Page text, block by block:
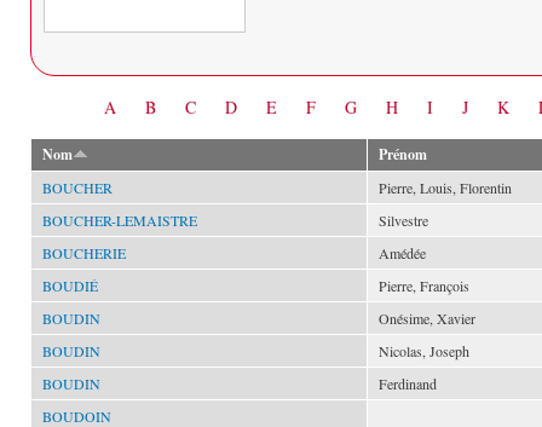
A B C D E F G H I J K
Nom Prénom
BOUCHER
Pierre, Louis, Florentin
BOUCHER-LEMAISTRE
Silvestre
BOUCHERIE
Amédée
BOUDIÉ
Pierre, François
BOUDIN
Onésime, Xavier
BOUDIN
Nicolas, Joseph
BOUDIN
Ferdinand
BOUDOIN